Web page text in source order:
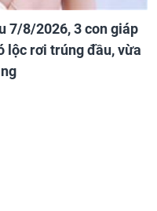
7/8/2026, 3 con giáp
lộc rơi trúng đầu, vừa